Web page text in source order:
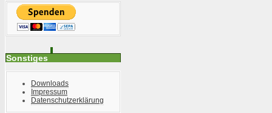
Sonstiges
Downloads
Impressum
Datenschutzerklärung